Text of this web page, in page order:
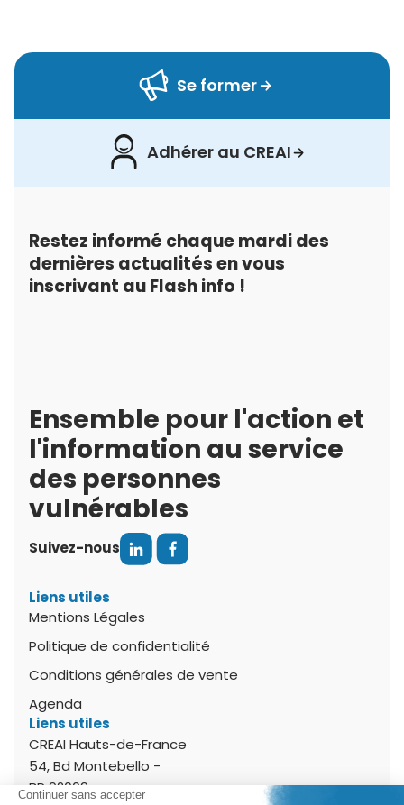
Se former
Adhérer au CREAI
Restez informé chaque mardi des
dernières actualités en vous
inscrivant au Flash info !
Ensemble pour l'action et
l'information au service
des personnes
vulnérables
Suivez-nous
Liens utiles
Mentions Légales
Politique de confidentialité
Conditions générales de vente
Agenda
Liens utiles
CREAI Hauts-de-France
54, Bd Montebello -
BP 92009